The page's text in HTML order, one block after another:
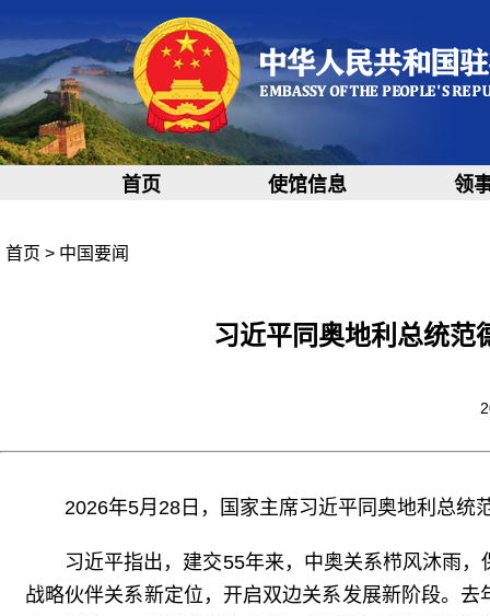
首页 使馆信息 领
首页 > 中国要闻
习近平同奥地利总统范
2026年5月28日，国家主席习近平同奥地利总统
习近平指出，建交55年来，中奥关系栉风沐雨
战略伙伴关系新定位，开启双边关系发展新阶段。